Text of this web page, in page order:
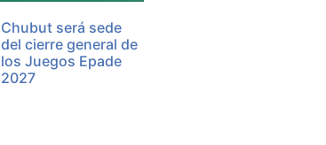
Chubut será sede
del cierre general de
los Juegos Epade
2027